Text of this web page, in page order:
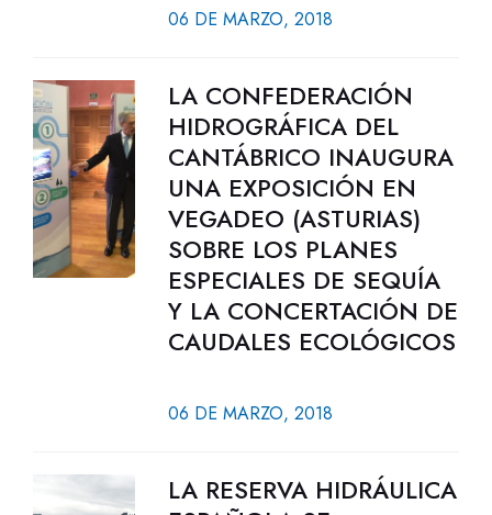
06 DE MARZO, 2018
LA CONFEDERACIÓN
HIDROGRÁFICA DEL
CANTÁBRICO INAUGURA
UNA EXPOSICIÓN EN
VEGADEO (ASTURIAS)
SOBRE LOS PLANES
ESPECIALES DE SEQUÍA
Y LA CONCERTACIÓN DE
CAUDALES ECOLÓGICOS
06 DE MARZO, 2018
LA RESERVA HIDRÁULICA